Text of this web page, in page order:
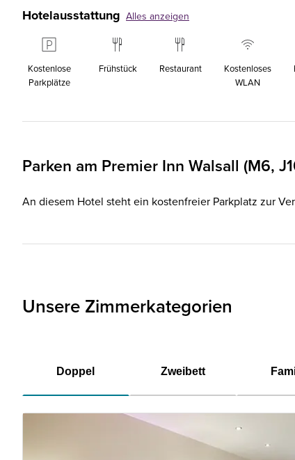
Hotelausstattung Alles anzeigen
Kostenlose
Parkplätze
Frühstück Restaurant
Kostenloses
WLAN
Parken am Premier Inn Walsall (M6,
An diesem Hotel steht ein kostenfreier Parkplatz zur
Unsere Zimmerkategorien
Doppel Zweibett